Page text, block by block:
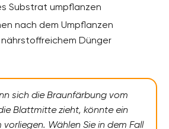
Substrat umpflanzen
nach dem Umpflanzen
Dünger
sich die Braunfärbung vom
Blattmitte zieht, könnte ein
vorliegen. Wählen Sie in dem Fall